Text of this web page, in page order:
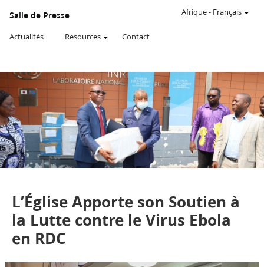
WEB
OFFICIEL
DE
L’ÉGLISE
CHRIST
DES
SAINTS
DES
DERNIERS
JOURS
Salle de Presse
Actualités Resources Contact
Afrique- Français
L’Église Apporte son Soutien à
la Lutte contre le Virus Ebola
en RDC